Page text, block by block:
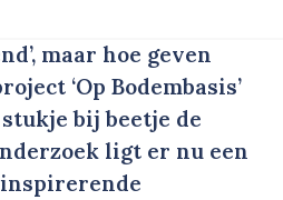
maar hoe geven
‘Op Bodembasis’
bij beetje de
ligt er nu een